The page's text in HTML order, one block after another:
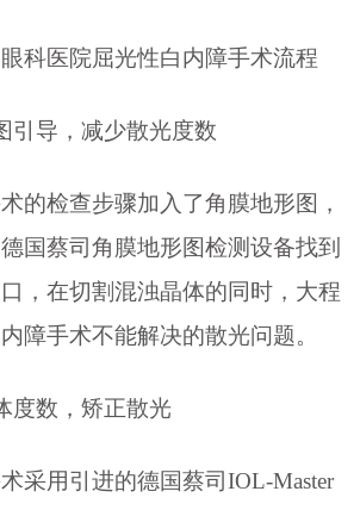
科医院屈光性白内障手术流程
引导，减少散光度数
的检查步骤加入了角膜地形图，
国蔡司角膜地形图检测设备找到
，在切割混浊晶体的同时，大程
障手术不能解决的散光问题。
度数，矫正散光
采用引进的德国蔡司IOL-Master